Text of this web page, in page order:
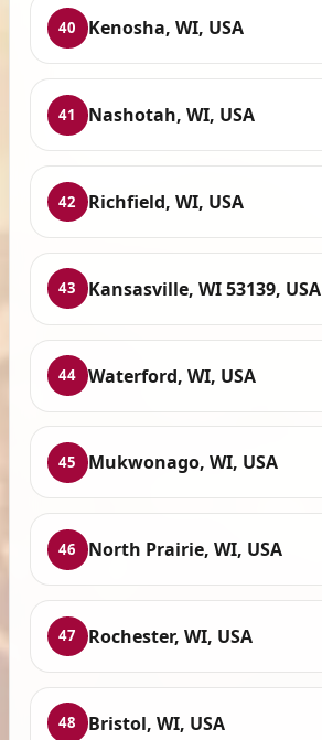
40 Kenosha, WI, USA
41 Nashotah, WI, USA
42 Richfield, WI, USA
43 Kansasville, WI 53139, USA
44 Waterford, WI, USA
45 Mukwonago, WI, USA
46 North Prairie, WI, USA
47 Rochester, WI, USA
48 Bristol, WI, USA